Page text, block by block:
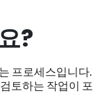
?
프로세스입니
토하는 작업이